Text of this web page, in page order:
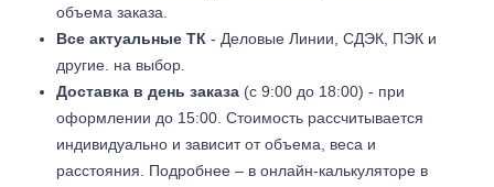
объема заказа.
Все актуальные ТК - Деловые Линии, СДЭК, ПЭК и
другие. на выбор.
Доставка в день заказа (с 9:00 до 18:00) - при
оформлении до 15:00. Стоимость рассчитывается
индивидуально и зависит от объема, веса и
расстояния. Подробнее – в онлайн-калькуляторе в